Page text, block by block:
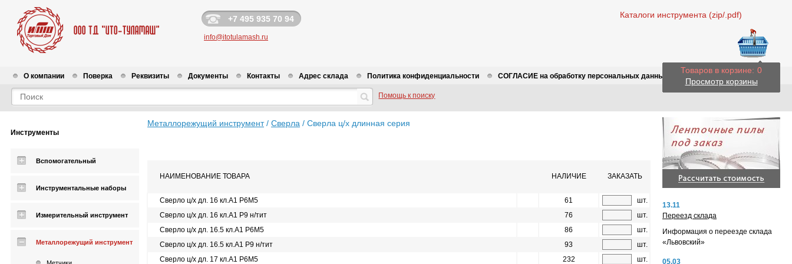
+7 495 935 70 94
info@itotulamash.ru
Каталоги инструмента (zip/.pdf)
О компании Поверка Реквизиты Документы Контакты Адрес склада Политика конфиденциальности СОГЛАСИЕ на обработку персональных данных
Помощь к поиску
Инструменты
Вспомогательный
Инструментальные наборы
Измерительный инструмент
Металлорежущий инструмент
Товаров в корзине: 0
Просмотр корзины
13.11
Переезд склада
Информация о переезде склада
«Львовский»
05.03
Металлорежущий инструмент / Сверла / Сверла ц/х длинная серия
НАИМЕНОВАНИЕ ТОВАРА НАЛИЧИЕ ЗАКАЗАТЬ
Сверло ц/х дл. 16 кл.А1 Р6М5 61
шт.
Сверло ц/х дл. 16 кл.А1 Р9 н/тит
76
шт.
Сверло ц/х дл. 16.5 кл.А1 Р6М5
86
шт.
Сверло ц/х дл. 16.5 кл.А1 Р9 н/тит
93
шт.
Сверло ц/х дл. 17 кл.А1 Р6М5
232
шт.